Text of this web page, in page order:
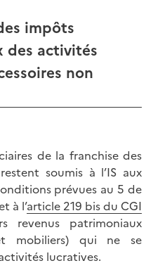
impôts
des activités
non
de la franchise des
soumis à l’IS aux
prévues au 5 de
à l’article 219 bis du CGI
patrimoniaux
mobiliers) qui ne se
lucratives.